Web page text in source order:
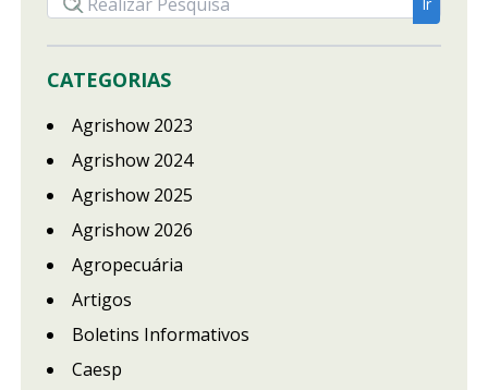
CATEGORIAS
Agrishow 2023
Agrishow 2024
Agrishow 2025
Agrishow 2026
Agropecuária
Artigos
Boletins Informativos
Caesp